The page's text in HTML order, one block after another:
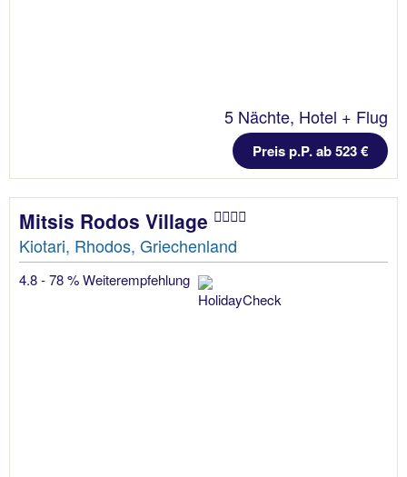
5 Nächte, Hotel + Flug
Preis p.P. ab 523 €
Mitsis Rodos Village
Kiotari, Rhodos, Griechenland
4.8 - 78 % Weiterempfehlung